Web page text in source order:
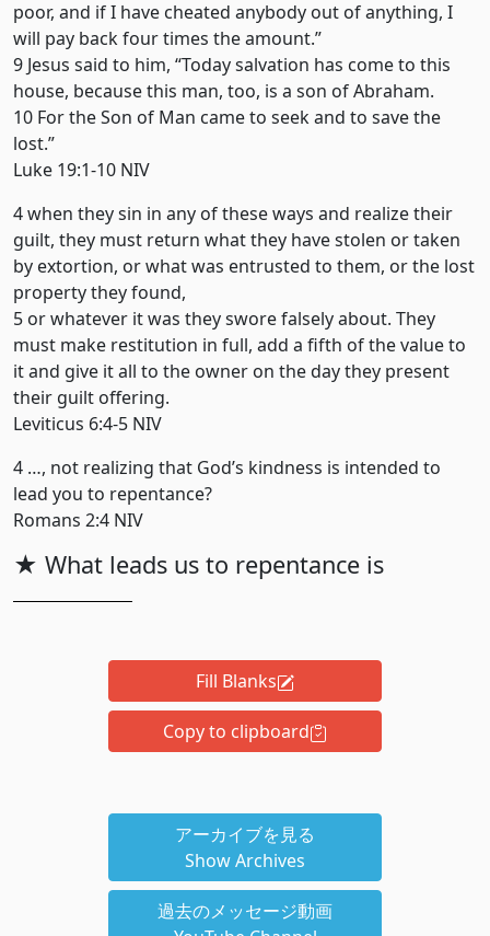
poor, and if I have cheated anybody out of anything, I
will pay back four times the amount.”
9 Jesus said to him, “Today salvation has come to this
house, because this man, too, is a son of Abraham.
10 For the Son of Man came to seek and to save the
lost.”
Luke 19:1-10 NIV
4 when they sin in any of these ways and realize their
guilt, they must return what they have stolen or taken
by extortion, or what was entrusted to them, or the lost
property they found,
5 or whatever it was they swore falsely about. They
must make restitution in full, add a fifth of the value to
it and give it all to the owner on the day they present
their guilt offering.
Leviticus 6:4-5 NIV
4 …, not realizing that God’s kindness is intended to
lead you to repentance?
Romans 2:4 NIV
★ What leads us to repentance is
Fill Blanks
Copy to clipboard
アーカイブを見る
Show Archives
過去のメッセージ動画